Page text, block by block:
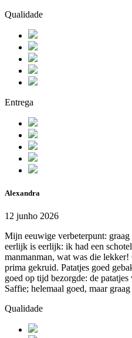
Qualidade
Entrega
Alexandra
12 junho 2026
Mijn eeuwige verbeterpunt: graag
eerlijk is eerlijk: ik had een
manmanman, wat was die
prima gekruid. Patatjes goed
goed op tijd bezorgde: de
Saffie; helemaal goed, maar
Qualidade